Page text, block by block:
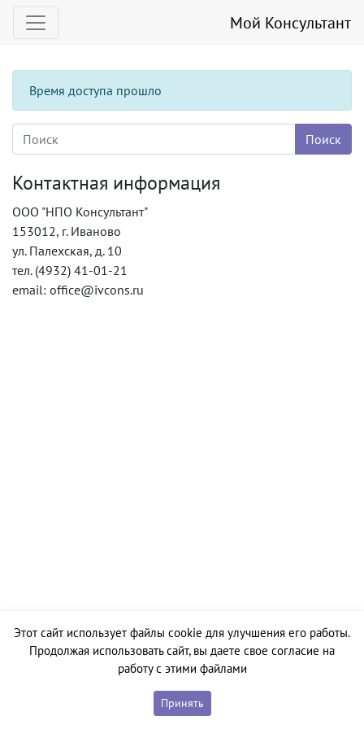
Мой Консультант
Время доступа прошло
Контактная информация
ООО "НПО Консультант"
153012, г. Иваново
ул. Палехская, д. 10
тел. (4932) 41-01-21
email: office@ivcons.ru
Этот сайт использует файлы cookie для улучшения его работы.
Продолжая использовать сайт, вы даете свое согласие на
работу с этими файлами
Принять